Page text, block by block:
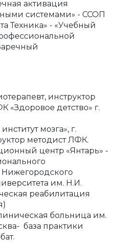
активация
системами» - ССОП
Техника» - «Учебный
инструктор
«Здоровое детство» г.
мозга», г.
методист ЛФК.
центр «Янтарь» -
Нижегородского
им. Н.И.
реабилитация
больница им.
база практики